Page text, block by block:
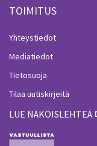
TOIMITUS
Yhteystiedot
Mediatiedot
Tietosuoja
Tilaa uutiskirjeitä
LUE NÄKÖISLEHTEÄ